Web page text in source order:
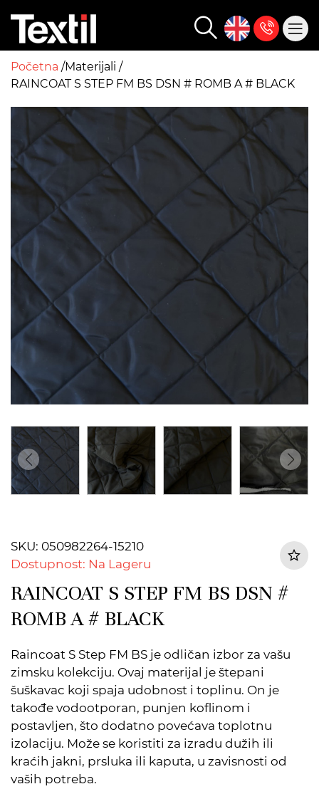
Početna Materijali
RAINCOAT S STEP FM BS DSN # ROMB A # BLACK
SKU: 050982264-15210
Dostupnost: Na Lageru
RAINCOAT S STEP FM BS DSN #
ROMB A # BLACK
Raincoat S Step FM BS je odličan izbor za vašu
zimsku kolekciju. Ovaj materijal je štepani
šuškavac koji spaja udobnost i toplinu. On je
takođe vodootporan, punjen koflinom i
postavljen, što dodatno povećava toplotnu
izolaciju. Može se koristiti za izradu dužih ili
kraćih jakni, prsluka ili kaputa, u zavisnosti od
vaših potreba.